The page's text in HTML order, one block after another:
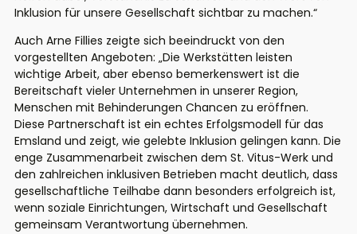
Inklusion für unsere Gesellschaft sichtbar zu machen.“
Auch Arne Fillies zeigte sich beeindruckt von den
vorgestellten Angeboten: „Die Werkstätten leisten
wichtige Arbeit, aber ebenso bemerkenswert ist die
Bereitschaft vieler Unternehmen in unserer Region,
Menschen mit Behinderungen Chancen zu eröffnen.
Diese Partnerschaft ist ein echtes Erfolgsmodell für das
Emsland und zeigt, wie gelebte Inklusion gelingen kann. Die
enge Zusammenarbeit zwischen dem St. Vitus-Werk und
den zahlreichen inklusiven Betrieben macht deutlich, dass
gesellschaftliche Teilhabe dann besonders erfolgreich ist,
wenn soziale Einrichtungen, Wirtschaft und Gesellschaft
gemeinsam Verantwortung übernehmen.